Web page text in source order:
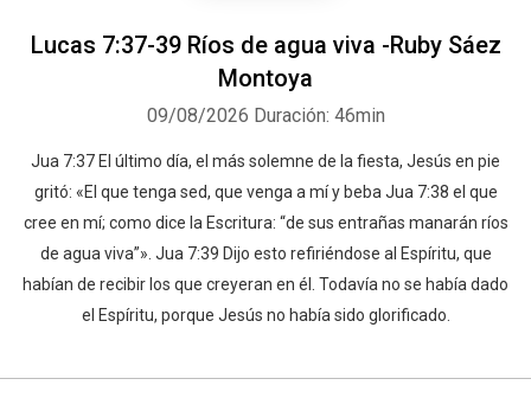
Lucas 7:37-39 Ríos de agua viva -Ruby Sáez
Montoya
09/08/2026 Duración: 46min
Jua 7:37 El último día, el más solemne de la fiesta, Jesús en pie
gritó: «El que tenga sed, que venga a mí y beba Jua 7:38 el que
cree en mí; como dice la Escritura: “de sus entrañas manarán ríos
de agua viva”». Jua 7:39 Dijo esto refiriéndose al Espíritu, que
habían de recibir los que creyeran en él. Todavía no se había dado
el Espíritu, porque Jesús no había sido glorificado.